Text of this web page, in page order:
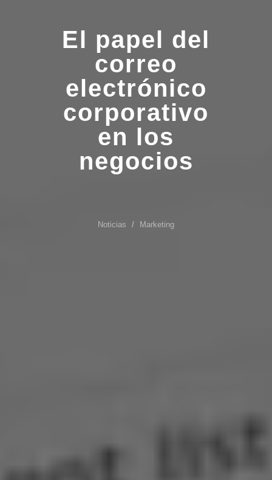
El papel del
correo
electrónico
corporativo
en los
negocios
Noticias Marketing